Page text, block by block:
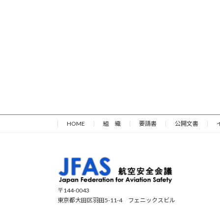
HOME 組 織 要請書 公開文書
〒144-0043
東京都大田区羽田5-11-4 フェニックスビル